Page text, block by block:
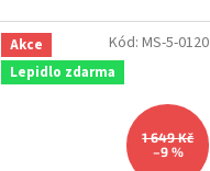
Akce
Lepidlo zdarma
1 649 Kč
–9 %
Kód:MS-5-0120